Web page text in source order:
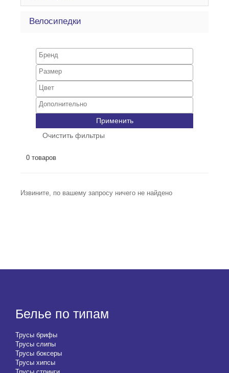
Велосипедки
Применить
Очистить фильтры
0 товаров
Извините, по вашему запросу ничего не найдено
Белье по типам
Трусы брифы
Трусы слипы
Трусы боксеры
Трусы хипсы